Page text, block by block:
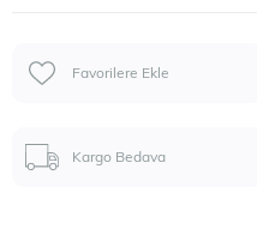
Favorilere Ekle
Kargo Bedava